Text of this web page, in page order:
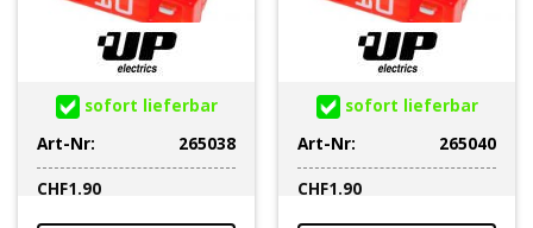
sofort lieferbar
Art-Nr:
265038
CHF1.90
sofort lieferbar
Art-Nr:
265040
CHF1.90